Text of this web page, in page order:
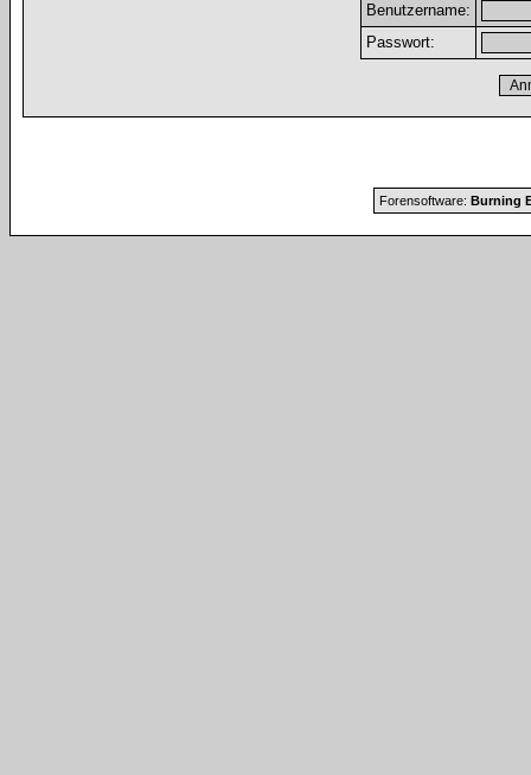
Benutzername:
Passwort:
Forensoftware: Burning